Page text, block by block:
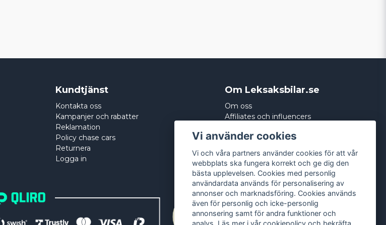
Kundtjänst
Kontakta oss
Kampanjer och rabatter
Reklamation
Policy chase cars
Returnera
Logga in
Om Leksaksbilar.se
Om oss
Affiliates och influencers
Integritetspolicy
Vi använder cookies
Vi och våra partners använder cookies för att vår
webbplats ska fungera korrekt och ge dig den
bästa upplevelsen. Cookies med personlig
användardata används för personalisering av
annonser och marknadsföring. Cookies används
även för personlig och icke-personlig
annonsering samt för andra funktioner och